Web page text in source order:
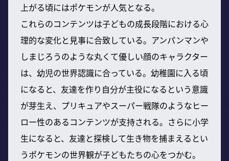
上がる頃にはポケモンが人気となる。
これらのコンテンツは子どもの成長段階における心
理的な変化と見事に合致している。アンパンマンや
しまじろうのような丸くて優しい顔のキャラクター
は、幼児の世界認識に合っている。幼稚園に入る頃
になると、友達を作り自分が主役になるという意識
が芽生え、プリキュアやスーパー戦隊のようなヒー
ロー性のあるコンテンツが支持される。さらに小学
生になると、友達と探検して生き物を捕まえるとい
うポケモンの世界観が子どもたちの心をつかむ。